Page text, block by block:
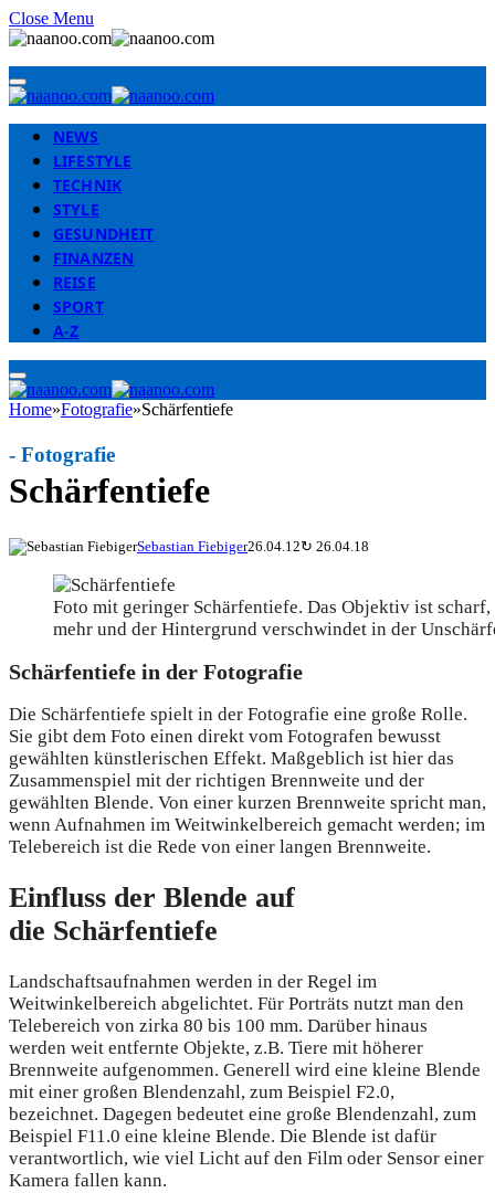
Close Menu
NEWS
LIFESTYLE
TECHNIK
STYLE
GESUNDHEIT
FINANZEN
REISE
SPORT
A-Z
Home»Fotografie»Schärfentiefe
Schärfentiefe
- Fotografie
Sebastian Fiebiger26.04.12↻ 26.04.18
Foto mit geringer Schärfentiefe. Das Objektiv ist
mehr und der Hintergrund verschwindet in der
Schärfentiefe in der Fotografie
Die Schärfentiefe spielt in der Fotografie eine große Rolle.
Sie gibt dem Foto einen direkt vom Fotografen bewusst
gewählten künstlerischen Effekt. Maßgeblich ist hier das
Zusammenspiel mit der richtigen Brennweite und der
gewählten Blende. Von einer kurzen Brennweite spricht man,
wenn Aufnahmen im Weitwinkelbereich gemacht werden; im
Telebereich ist die Rede von einer langen Brennweite.
Einfluss der Blende auf
die Schärfentiefe
Landschaftsaufnahmen werden in der Regel im
Weitwinkelbereich abgelichtet. Für Porträts nutzt man den
Telebereich von zirka 80 bis 100 mm. Darüber hinaus
werden weit entfernte Objekte, z.B. Tiere mit höherer
Brennweite aufgenommen. Generell wird eine kleine Blende
mit einer großen Blendenzahl, zum Beispiel F2.0,
bezeichnet. Dagegen bedeutet eine große Blendenzahl, zum
Beispiel F11.0 eine kleine Blende. Die Blende ist dafür
verantwortlich, wie viel Licht auf den Film oder Sensor einer
Kamera fallen kann.